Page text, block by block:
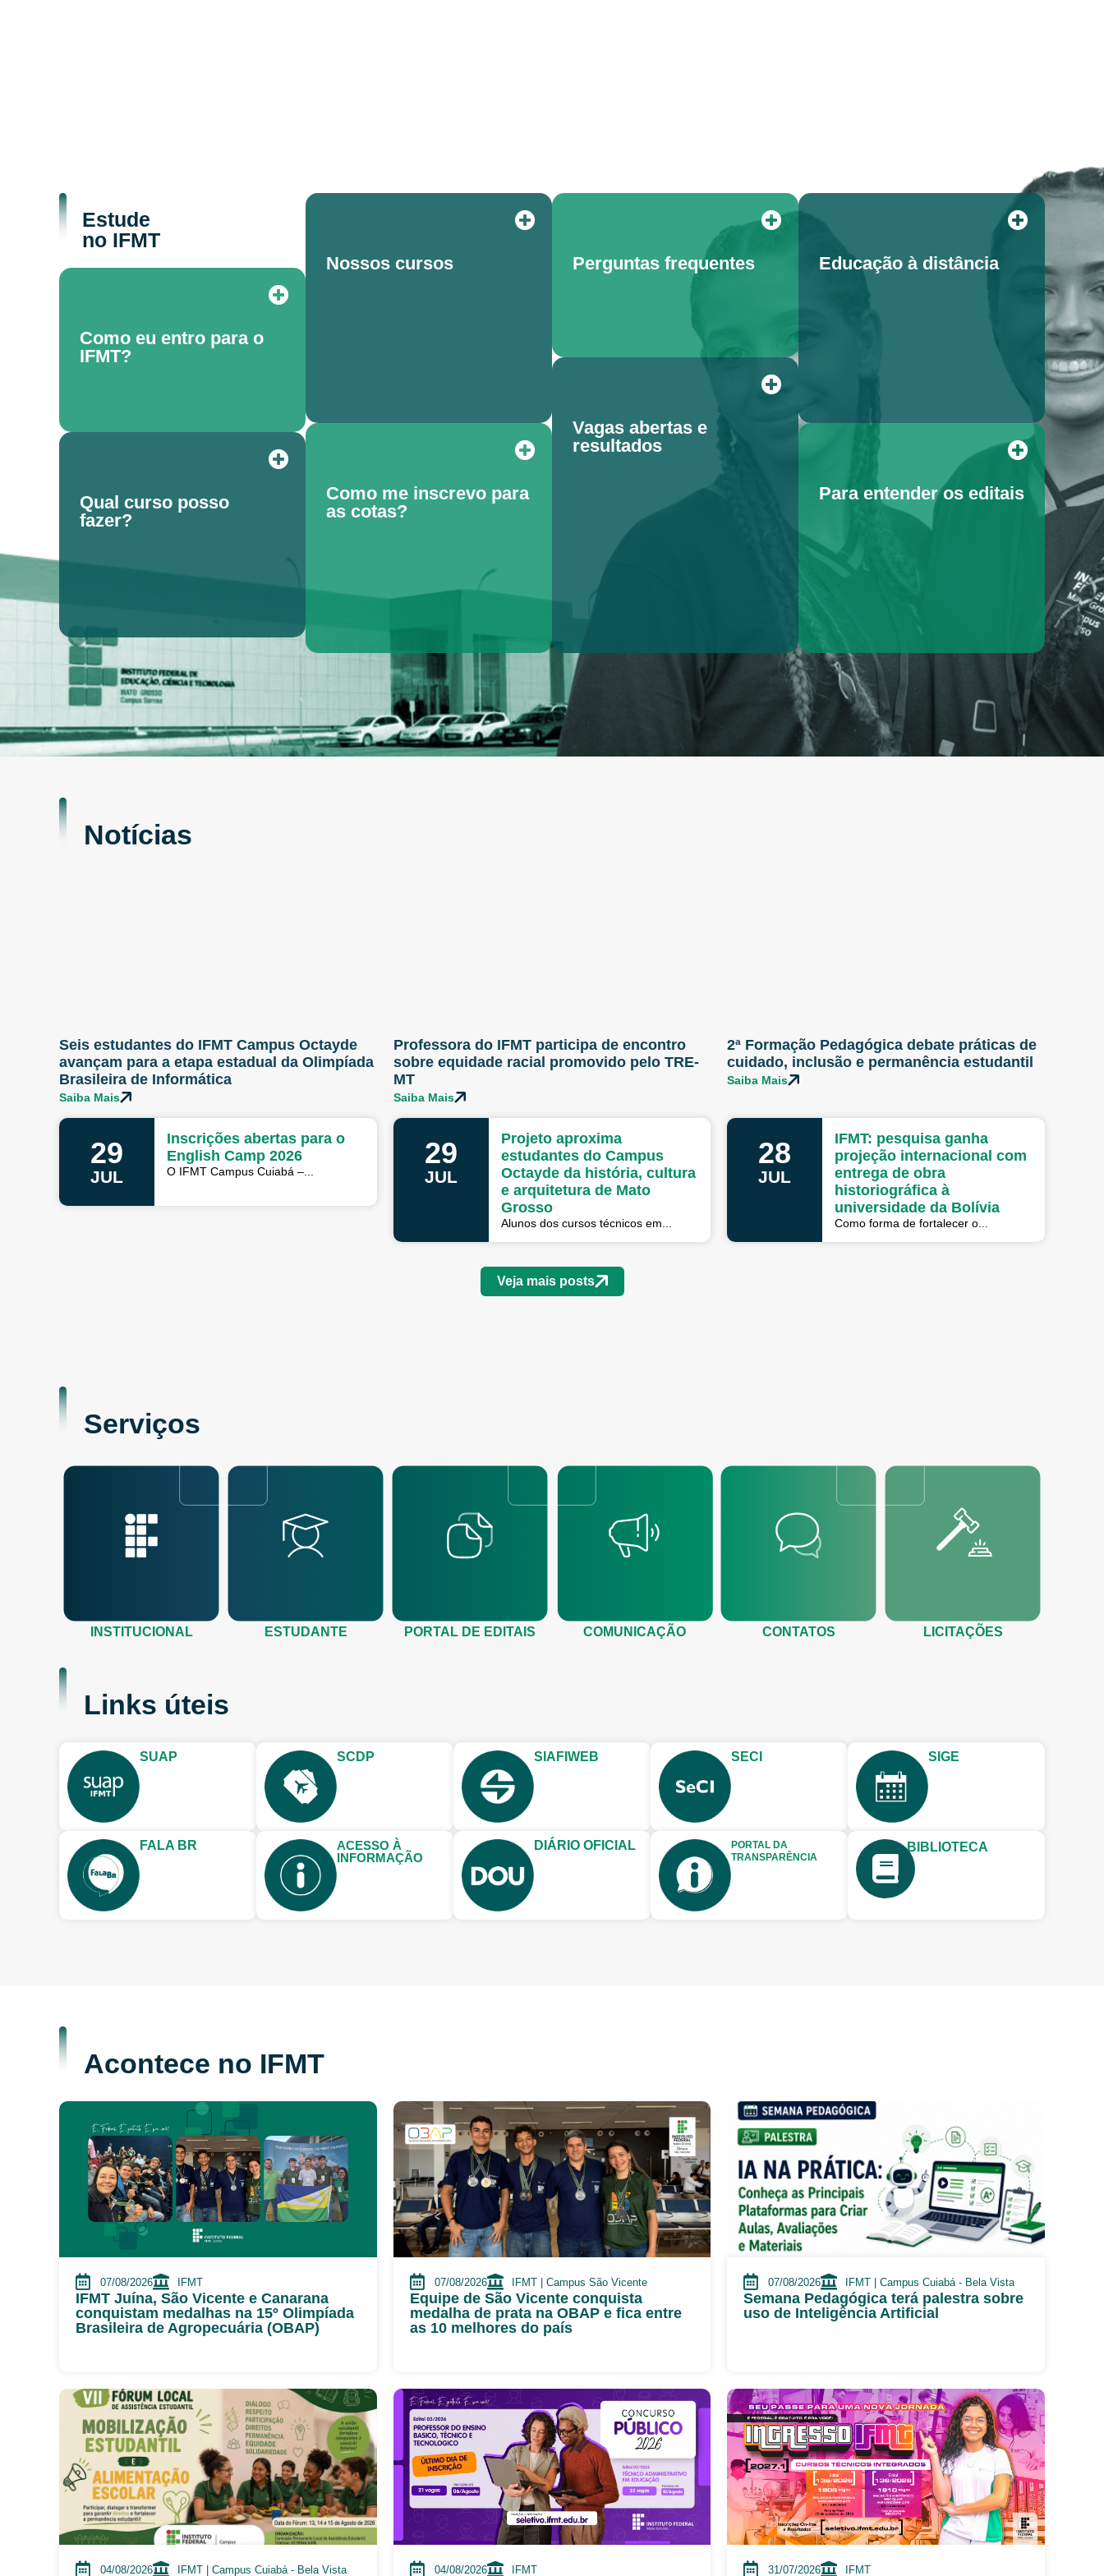
Estude
no IFMT
Como eu entro para o
IFMT?
Qual curso posso
fazer?
Nossos cursos
Como me inscrevo para
as cotas?
Perguntas frequentes
Vagas abertas e
resultados
Educação à distância
Para entender os editais
Notícias
Seis estudantes do IFMT Campus Octayde
avançam para a etapa estadual da Olimpíada
Brasileira de Informática
Saiba Mais
Professora do IFMT participa de encontro
sobre equidade racial promovido pelo TRE-
MT
Saiba Mais
2ª Formação Pedagógica debate práticas de
cuidado, inclusão e permanência estudantil
Saiba Mais
29
JUL
Inscrições abertas para o
English Camp 2026
O IFMT Campus Cuiabá –...
29
JUL
Projeto aproxima
estudantes do Campus
Octayde da história, cultura
e arquitetura de Mato
Grosso
Alunos dos cursos técnicos em...
28
JUL
IFMT: pesquisa ganha
projeção internacional com
entrega de obra
historiográfica à
universidade da Bolívia
Como forma de fortalecer o...
Veja mais posts
Serviços
INSTITUCIONAL ESTUDANTE PORTAL DE EDITAIS COMUNICAÇÃO CONTATOS LICITAÇÕES
Links úteis
SUAP SCDP SIAFIWEB SECI SIGE
FALA BR
ACESSO À
INFORMAÇÃO
DIÁRIO OFICIAL
PORTAL DA
TRANSPARÊNCIA
BIBLIOTECA
Acontece no IFMT
07/08/2026 IFMT
IFMT Juína, São Vicente e Canarana
conquistam medalhas na 15º Olimpíada
Brasileira de Agropecuária (OBAP)
07/08/2026 IFMT | Campus São Vicente
Equipe de São Vicente conquista
medalha de prata na OBAP e fica entre
as 10 melhores do país
07/08/2026 IFMT | Campus Cuiabá - Bela Vista
Semana Pedagógica terá palestra sobre
uso de Inteligência Artificial
04/08/2026 IFMT | Campus Cuiabá - Bela Vista 04/08/2026 IFMT 31/07/2026 IFMT